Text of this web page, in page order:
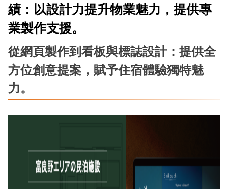
績：以設計力提升物業魅力，提供專
業製作支援。
從網頁製作到看板與標誌設計：提供全
方位創意提案，賦予住宿體驗獨特魅
力。